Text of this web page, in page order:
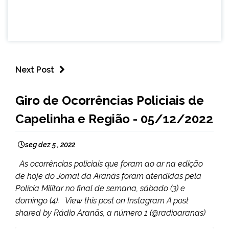
Next Post
NOTÍCIAS
Giro de Ocorrências Policiais de
Capelinha e Região - 05/12/2022
seg dez 5 , 2022
As ocorrências policiais que foram ao ar na edição
de hoje do Jornal da Aranãs foram atendidas pela
Polícia Militar no final de semana, sábado (3) e
domingo (4). View this post on Instagram A post
shared by Rádio Aranãs, a número 1 (@radioaranas)